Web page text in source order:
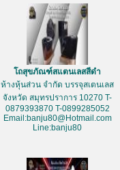
โถสุขภัณฑ์สแตนเลสสีดำ
ห้างหุ้นส่วน จำกัด บรรจุสเตนเลส
จังหวัด สมุทรปราการ 10270 T-
0879393870 T-0899285052
Email:banju80@Hotmail.com
Line:banju80